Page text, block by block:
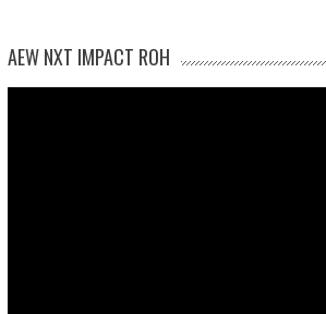
AEW NXT IMPACT ROH